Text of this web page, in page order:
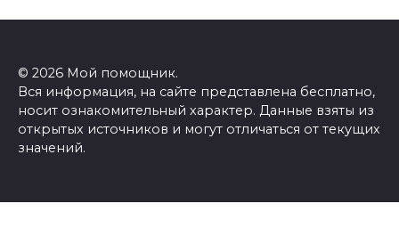
© 2026 Мой помощник.
Вся информация, на сайте представлена бесплатно,
носит ознакомительный характер. Данные взяты из
открытых источников и могут отличаться от текущих
значений.